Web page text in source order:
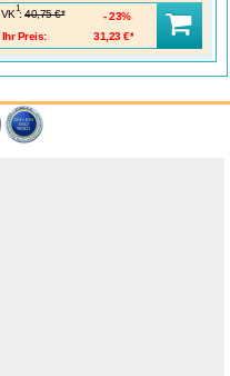
VK
1
: 40,75 €*
Ihr Preis:
31,23 €*
23%